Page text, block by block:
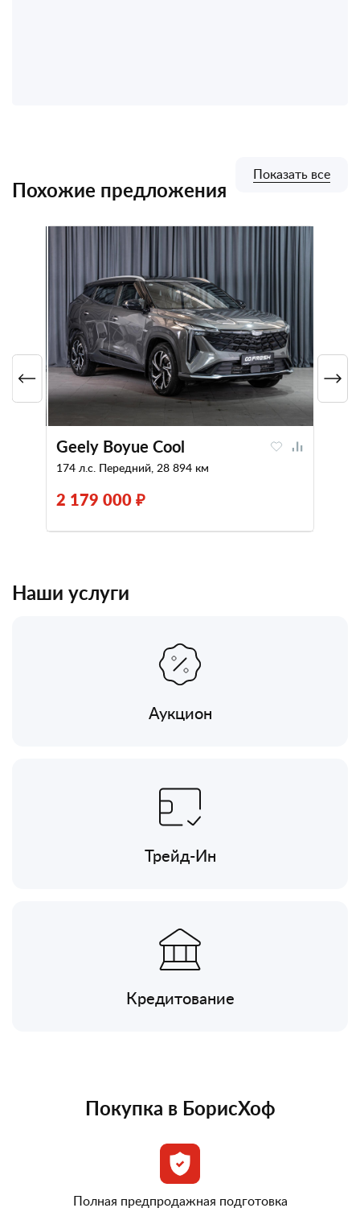
Похожие предложения
Geely Boyue Cool
174 л.с. Передний, 28 894 км
2 179 000 ₽
Показать все
Наши услуги
Аукцион
Трейд-Ин
Кредитование
Покупка в БорисХоф
Полная предпродажная подготовка